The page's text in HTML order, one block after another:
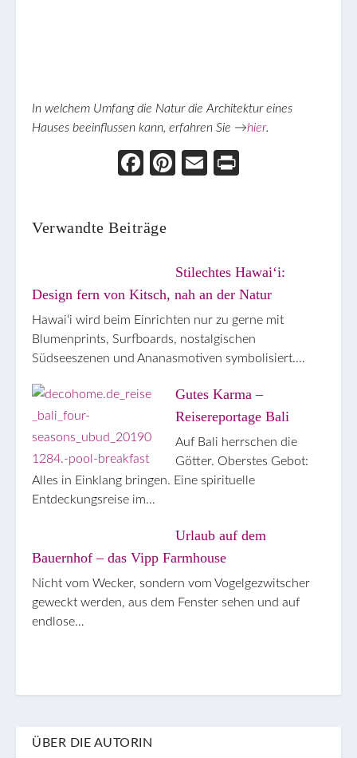
In welchem Umfang die Natur die Architektur eines
Hauses beeinflussen kann, erfahren Sie →hier.
Face
Pint
Ema
Verwandte Beiträge
Stilechtes Hawaiʻi:
Design fern von Kitsch, nah an der Natur
Hawaiʻi wird beim Einrichten nur zu gerne mit
Blumenprints, Surfboards, nostalgischen
Südseeszenen und Ananasmotiven symbolisiert.…
Gutes Karma –
Reisereportage Bali
Auf Bali herrschen die
Götter. Oberstes Gebot:
Alles in Einklang bringen. Eine spirituelle
Entdeckungsreise im…
Urlaub auf dem
Bauernhof – das Vipp Farmhouse
Nicht vom Wecker, sondern vom Vogelgezwitscher
geweckt werden, aus dem Fenster sehen und auf
endlose…
ÜBER DIE AUTORIN